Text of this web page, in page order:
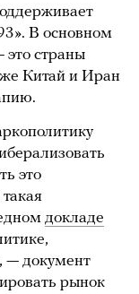
В основном
это страны
Китай и Иран
это
докладе
— документ
рынок